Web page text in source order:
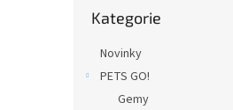
kategorie
Kategorie
Novinky
PETS GO!
Gemy